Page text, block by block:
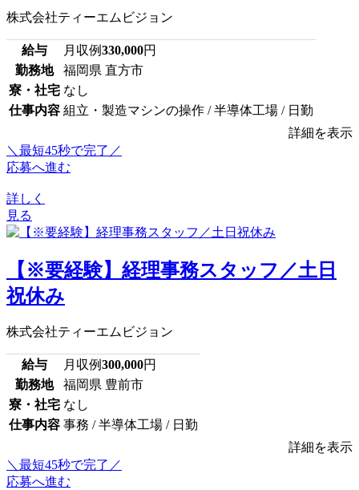
株式会社ティーエムビジョン
給与 月収例330,000円
勤務地
福岡県 直方市
寮・社宅 なし
仕事内容 組立・製造マシンの操作 / 半導体工場 / 日勤
詳細を表示
＼最短45秒で完了／
応募へ進む
詳しく
見る
【※要経験】経理事務スタッフ／土日
祝休み
株式会社ティーエムビジョン
給与 月収例300,000円
勤務地
福岡県 豊前市
寮・社宅 なし
仕事内容 事務 / 半導体工場 / 日勤
詳細を表示
＼最短45秒で完了／
応募へ進む